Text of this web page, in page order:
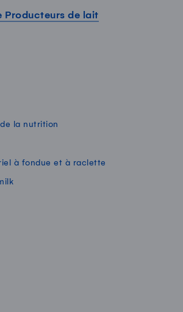
Producteurs de lait
la nutrition
à fondue et à raclette